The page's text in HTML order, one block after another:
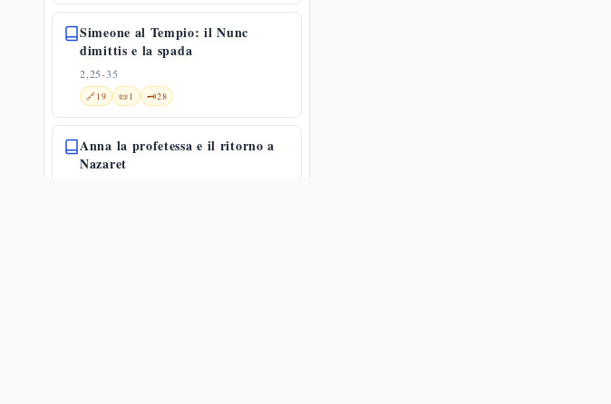
Simeone al Tempio: il Nunc
dimittis e la spada
2,25-35
🔗19 📜1 🗝️28
Anna la profetessa e il ritorno a
Nazaret